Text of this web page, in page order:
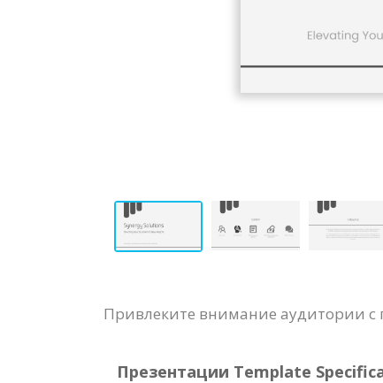
Привлеките внимание аудитории
Презентации Template